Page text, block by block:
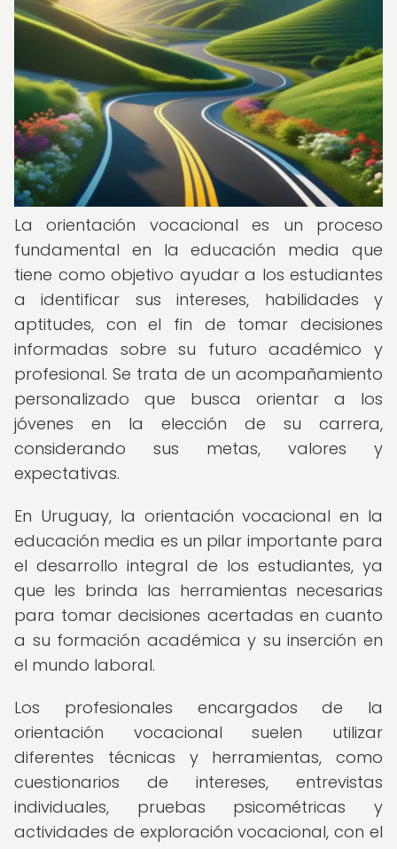
La orientación vocacional es un proceso
fundamental en la educación media que
tiene como objetivo ayudar a los estudiantes
a identificar sus intereses, habilidades y
aptitudes, con el fin de tomar decisiones
informadas sobre su futuro académico y
profesional. Se trata de un acompañamiento
personalizado que busca orientar a los
jóvenes en la elección de su carrera,
considerando sus metas, valores y
expectativas.
En Uruguay, la orientación vocacional en la
educación media es un pilar importante para
el desarrollo integral de los estudiantes, ya
que les brinda las herramientas necesarias
para tomar decisiones acertadas en cuanto
a su formación académica y su inserción en
el mundo laboral.
Los profesionales encargados de la
orientación vocacional suelen utilizar
diferentes técnicas y herramientas, como
cuestionarios de intereses, entrevistas
individuales, pruebas psicométricas y
actividades de exploración vocacional, con el